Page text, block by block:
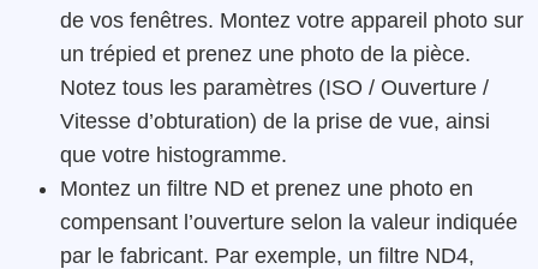
de vos fenêtres. Montez votre appareil photo sur
un trépied et prenez une photo de la pièce.
Notez tous les paramètres (ISO / Ouverture /
Vitesse d’obturation) de la prise de vue, ainsi
que votre histogramme.
Montez un filtre ND et prenez une photo en
compensant l’ouverture selon la valeur indiquée
par le fabricant. Par exemple, un filtre ND4,